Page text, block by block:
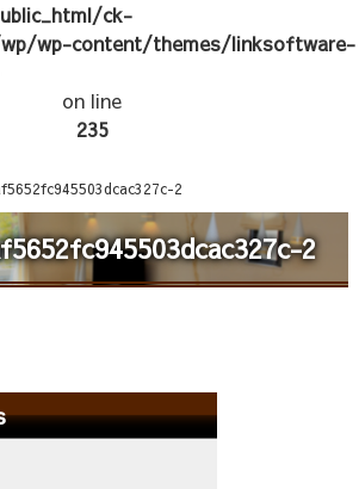
ck-
wp/wp-content/themes/linksoftware-
on line
235
2
2